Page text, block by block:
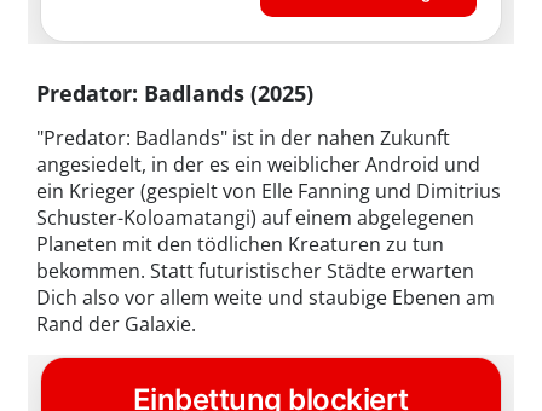
Predator: Badlands (2025)
"Predator: Badlands" ist in der nahen Zukunft
angesiedelt, in der es ein weiblicher Android und
ein Krieger (gespielt von Elle Fanning und Dimitrius
Schuster-Koloamatangi) auf einem abgelegenen
Planeten mit den tödlichen Kreaturen zu tun
bekommen. Statt futuristischer Städte erwarten
Dich also vor allem weite und staubige Ebenen am
Rand der Galaxie.